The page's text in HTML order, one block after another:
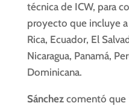
técnica de ICW, para
proyecto que incluye
Rica, Ecuador, El
Nicaragua, Panamá,
Dominicana.
Sánchez comentó que